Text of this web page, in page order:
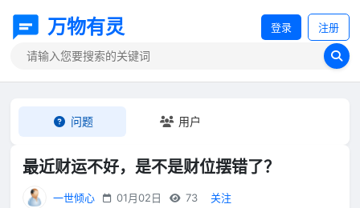
万物有灵 登录 注册
问题 用户
最近财运不好，是不是财位摆错了？
一世倾心 01月02日 73 关注